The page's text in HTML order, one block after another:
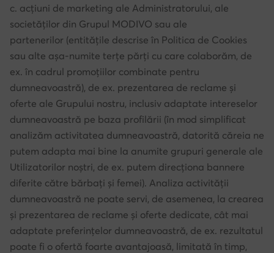
c. acțiuni de marketing ale Administratorului, ale
societăților din Grupul MODIVO sau ale
partenerilor (entitățile descrise în Politica de Cookies
sau alte așa-numite terțe părți cu care colaborăm, de
ex. în cadrul promoțiilor combinate pentru
dumneavoastră), de ex. prezentarea de reclame și
oferte ale Grupului nostru, inclusiv adaptate intereselor
dumneavoastră pe baza profilării (în mod simplificat
analizăm activitatea dumneavoastră, datorită căreia ne
putem adapta mai bine la anumite grupuri generale ale
Utilizatorilor noștri, de ex. putem direcționa bannere
diferite către bărbați și femei). Analiza activității
dumneavoastră ne poate servi, de asemenea, la crearea
și prezentarea de reclame și oferte dedicate, cât mai
adaptate preferințelor dumneavoastră, de ex. rezultatul
poate fi o ofertă foarte avantajoasă, limitată în timp,